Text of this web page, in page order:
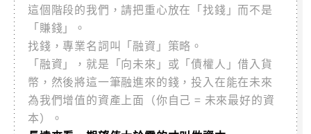
這個階段的我們，請把重心放在「找錢」而不是
「賺錢」。
找錢，專業名詞叫「融資」策略。
「融資」，就是「向未來」或「債權人」借入貨
幣，然後將這一筆融進來的錢，投入在能在未來
為我們增值的資產上面（你自己 = 未來最好的資
本）。